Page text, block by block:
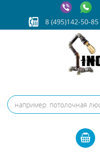
8 (495)142-50-85